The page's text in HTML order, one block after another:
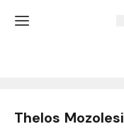
'
Thelos Mozolesi